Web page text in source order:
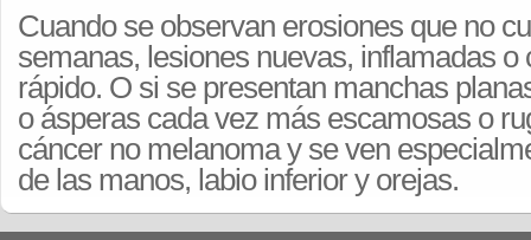
Cuando se observan erosiones que no
semanas, lesiones nuevas, inflamadas o
rápido. O si se presentan manchas
o ásperas cada vez más escamosas o
cáncer no melanoma y se ven
de las manos, labio inferior y orejas.